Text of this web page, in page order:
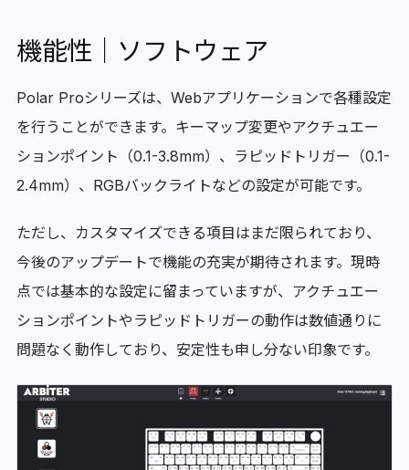
機能性｜ソフトウェア
Polar Proシリーズは、Webアプリケーションで各種設定
を行うことができます。キーマップ変更やアクチュエー
ションポイント（0.1-3.8mm）、ラピッドトリガー（0.1-
2.4mm）、RGBバックライトなどの設定が可能です。
ただし、カスタマイズできる項目はまだ限られており、
今後のアップデートで機能の充実が期待されます。現時
点では基本的な設定に留まっていますが、アクチュエー
ションポイントやラピッドトリガーの動作は数値通りに
問題なく動作しており、安定性も申し分ない印象です。